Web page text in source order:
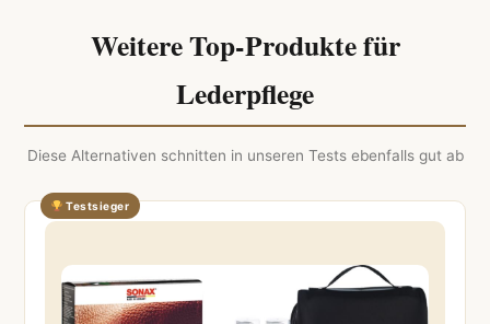
Weitere Top-Produkte für
Lederpflege
Diese Alternativen schnitten in unseren Tests ebenfalls gut ab
Testsieger